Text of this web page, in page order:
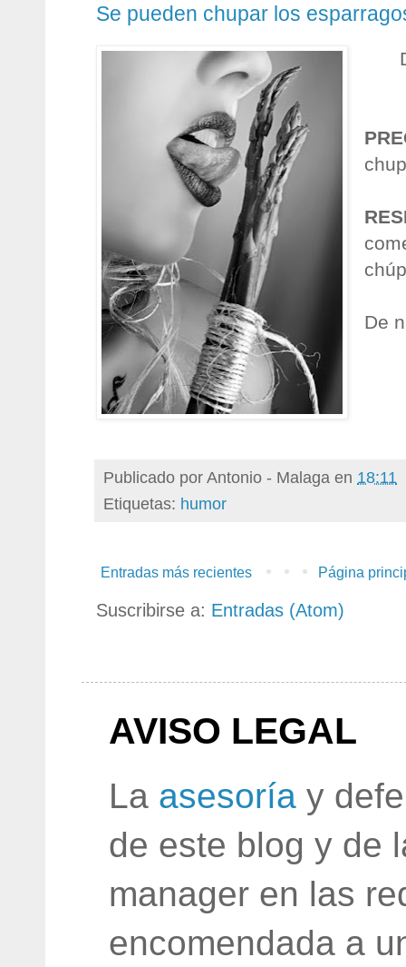
Se pueden chupar los
De
Publicado porAntonio - Malaga en 18:11
Etiquetas: humor
Entradas más recientes Página
Suscribirse a: Entradas (Atom)
AVISO LEGAL
La asesoría y
de este blog y de
manager en las
encomendada a